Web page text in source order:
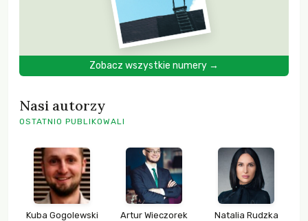
Zobacz wszystkie numery →
Nasi autorzy
OSTATNIO PUBLIKOWALI
Kuba Gogolewski Artur Wieczorek Natalia Rudzka